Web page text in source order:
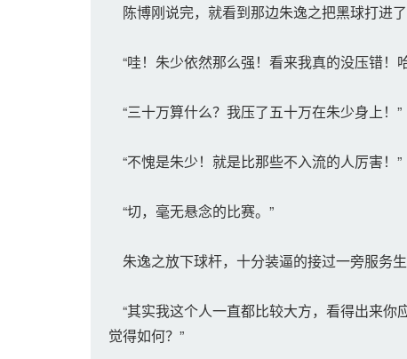
陈博刚说完，就看到那边朱逸之把黑球打进了
“哇！朱少依然那么强！看来我真的没压错！
“三十万算什么？我压了五十万在朱少身上！”
“不愧是朱少！就是比那些不入流的人厉害！”
“切，毫无悬念的比赛。”
朱逸之放下球杆，十分装逼的接过一旁服务
“其实我这个人一直都比较大方，看得出来你
觉得如何？”